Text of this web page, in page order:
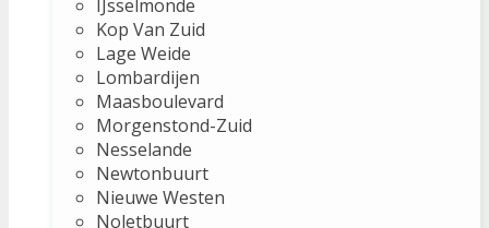
IJsselmonde
Kop Van Zuid
Lage Weide
Lombardijen
Maasboulevard
Morgenstond-Zuid
Nesselande
Newtonbuurt
Nieuwe Westen
Noletbuurt